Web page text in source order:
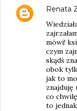
Renata
mówi!
czym
skądś
obok
jak to
znajduję
co
to